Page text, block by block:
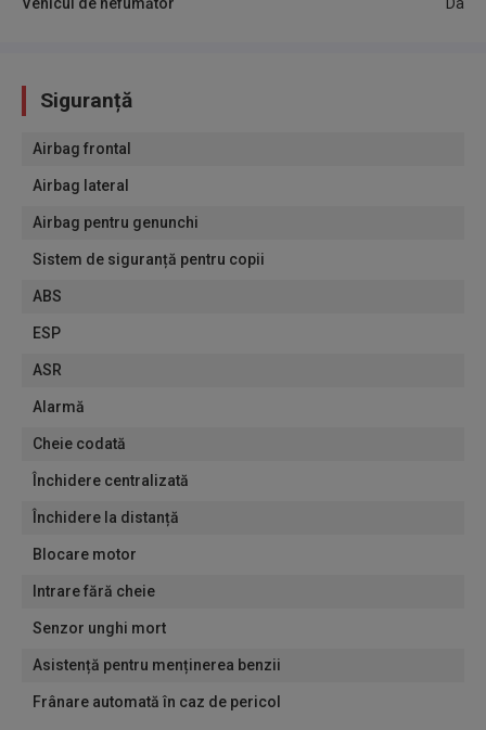
Siguranță
Airbag frontal
Airbag lateral
Airbag pentru genunchi
Sistem de siguranță pentru copii
ABS
ESP
ASR
Alarmă
Cheie codată
Închidere centralizată
Închidere la distanță
Blocare motor
Intrare fără cheie
Senzor unghi mort
Asistență pentru menținerea benzii
Frânare automată în caz de pericol